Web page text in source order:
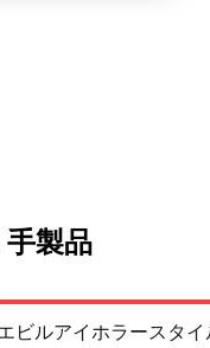
製品
ビルアイホラースタイ